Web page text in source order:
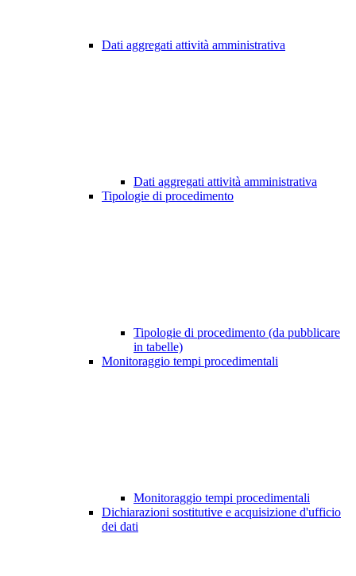
Dati aggregati attività amministrativa
Dati aggregati attività amministrativa
Tipologie di procedimento
Tipologie di procedimento (da pubblicare
in tabelle)
Monitoraggio tempi procedimentali
Monitoraggio tempi procedimentali
Dichiarazioni sostitutive e acquisizione d'ufficio
dei dati